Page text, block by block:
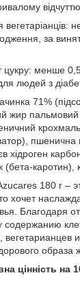
відчуттю
за
цукру: менше
людей з
71%
жир
пшенична
хідроген
каротин),
180 г –
хочет
Благодаря
содержанию
и
образа
цінність на